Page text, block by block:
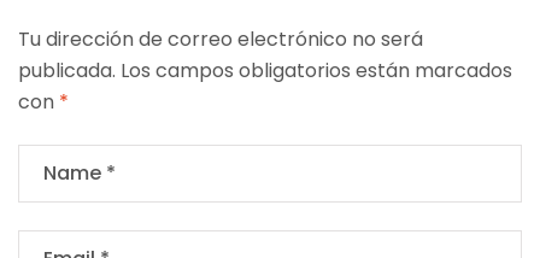
Tu dirección de correo electrónico no será
publicada. Los campos obligatorios están marcados
con *